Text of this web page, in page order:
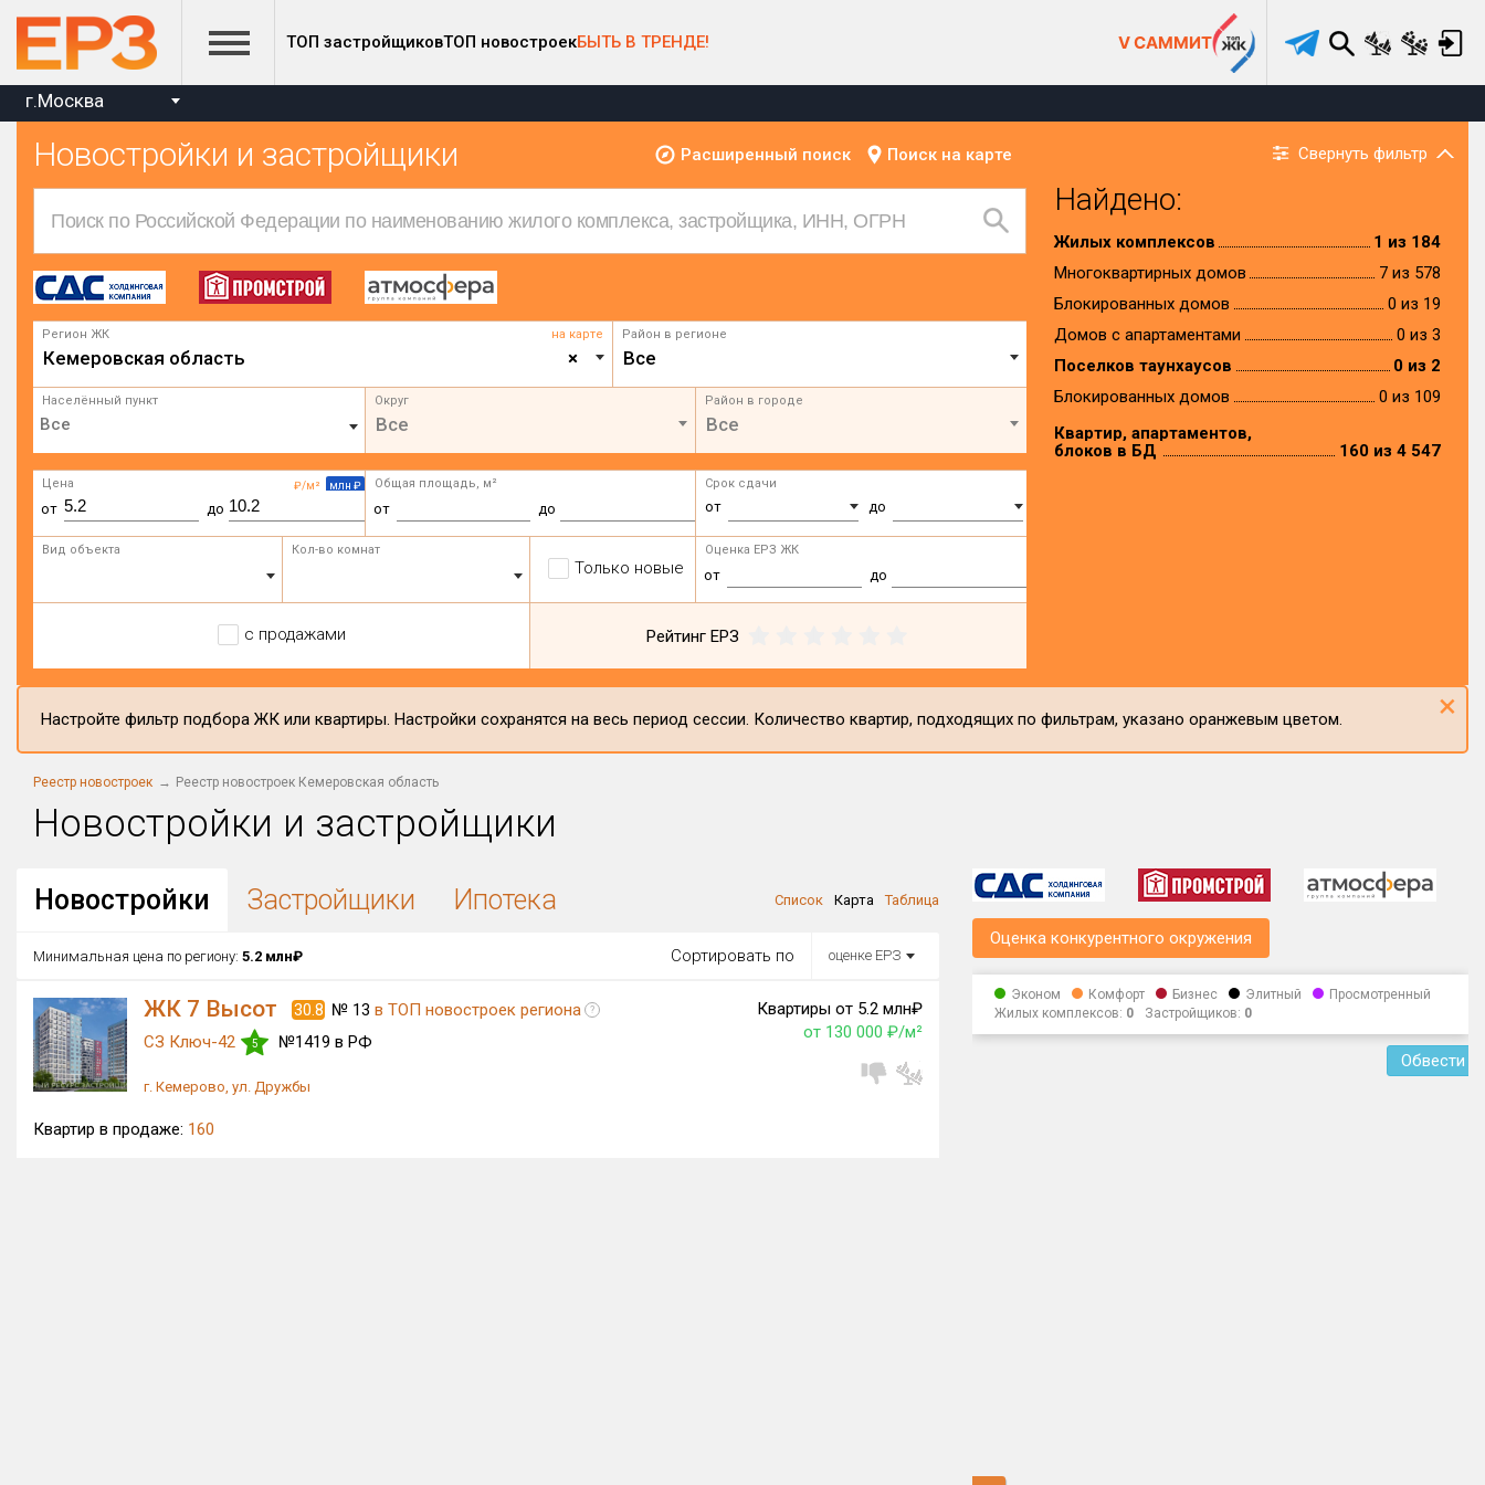
ТОП застройщиковТОП новостроекБЫТЬ В ТРЕНДЕ! V САММИТ
г.Москва
Новостройки и застройщики Расширенный поиск Поиск на карте Свернуть фильтр
Регион ЖК на карте
×
Кемеровская область
Район в регионе
Все
Населённый пункт Округ
Все
Район в городе
Все
₽/м² млн ₽
Цена
от до
Общая площадь, м²
от до
Срок сдачи
от до
Вид объекта Кол-во комнат
Только новые
Оценка ЕРЗ ЖК
от до
с продажами Рейтинг ЕРЗ
Найдено:
Жилых комплексов
1 из 184
Многоквартирных домов
7 из 578
Блокированных домов
0 из 19
Домов с апартаментами
0 из 3
Поселков таунхаусов
0 из 2
Блокированных домов
0 из 109
Квартир, апартаментов,
блоков в БД
160 из 4 547
Настройте фильтр подбора ЖК или квартиры. Настройки сохранятся на весь период сессии. Количество квартир, подходящих по фильтрам, указано оранжевым цветом. ×
Реестр новостроек Реестр новостроек Кемеровская область
Новостройки и застройщики
Новостройки Застройщики Ипотека Список Карта Таблица
Минимальная цена по региону: 5.2 млн₽ Сортировать по оценке ЕРЗ
ЖК 7 Высот 30.8 № 13 в ТОП новостроек региона ?
СЗ Ключ-42 5 №1419 в РФ
г. Кемерово, ул. Дружбы
Квартир в продаже: 160
Квартиры от 5.2 млн₽
от 130 000 ₽/м²
Оценка конкурентного окружения
Эконом Комфорт Бизнес Элитный
Просмотренный
Жилых комплексов: 0 Застройщиков: 0
Обвести